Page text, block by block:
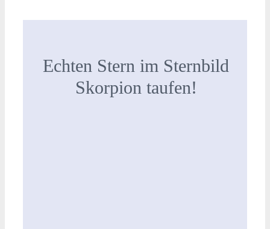
Echten Stern im Sternbild
Skorpion taufen!